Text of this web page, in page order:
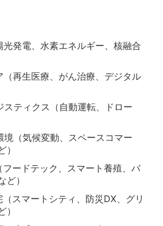
発電、水素エネルギー、核融合
（再生医療、がん治療、デジタル
スティクス（自動運転、ドロー
境（気候変動、スペースコマー
ードテック、スマート養殖、バ
ど）
スマートシティ、防災DX、グリ